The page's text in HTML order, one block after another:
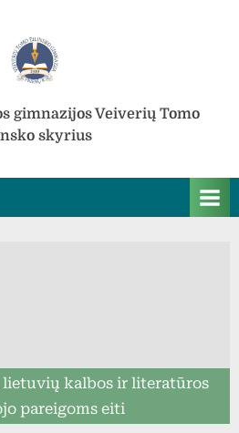
gimnazijos Veiverių Tomo
skyrius
lietuvių kalbos ir literatūros
pareigoms eiti